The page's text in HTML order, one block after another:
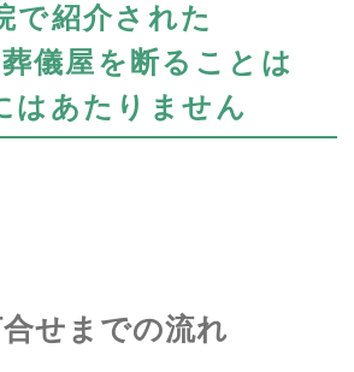
で紹介された
儀屋を断ることは
はあたりません
せまでの流れ